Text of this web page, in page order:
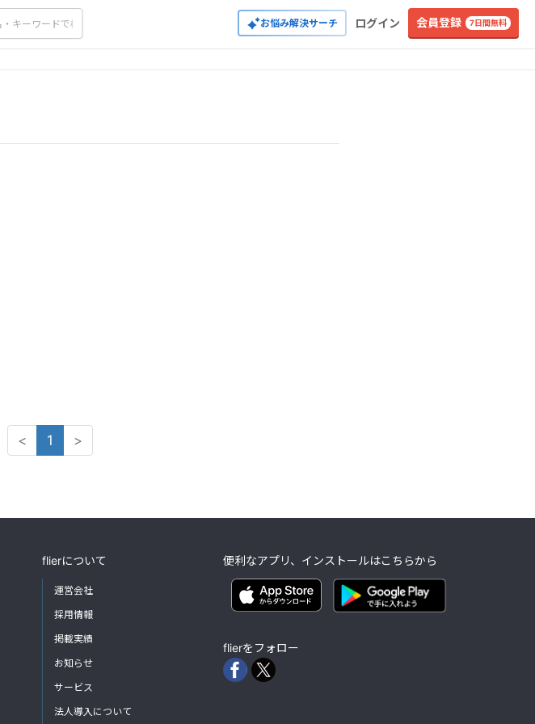
お悩み解決サーチ ログイン 会員登録 7日間無料
< 1 >
flierについて
運営会社
採用情報
掲載実績
お知らせ
サービス
法人導入について
便利なアプリ、インストールはこちらから
flierをフォロー